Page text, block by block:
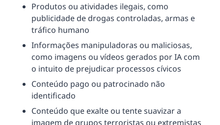
Produtos ou atividades ilegais, como
publicidade de drogas controladas, armas e
tráfico humano
Informações manipuladoras ou maliciosas,
como imagens ou vídeos gerados por IA com
o intuito de prejudicar processos cívicos
Conteúdo pago ou patrocinado não
identificado
Conteúdo que exalte ou tente suavizar a
imagem de grupos terroristas ou extremistas